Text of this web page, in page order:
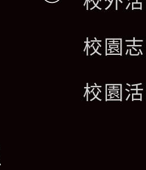
開
校園
校園